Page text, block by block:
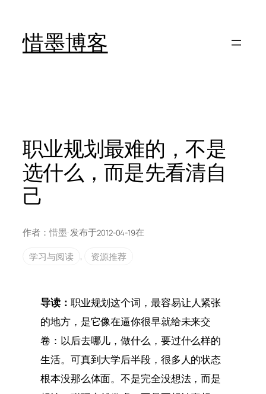
惜墨博客
职业规划最难的，不是
选什么，而是先看清自
己
作者： 惜墨· 发布于2012-04-19在
学习与阅读
, 资源推荐
导读： 职业规划这个词，最容易让人紧张
的地方，是它像在逼你很早就给未来交
卷：以后去哪儿，做什么，要过什么样的
生活。可真到大学后半段，很多人的状态
根本没那么体面。不是完全没想法，而是